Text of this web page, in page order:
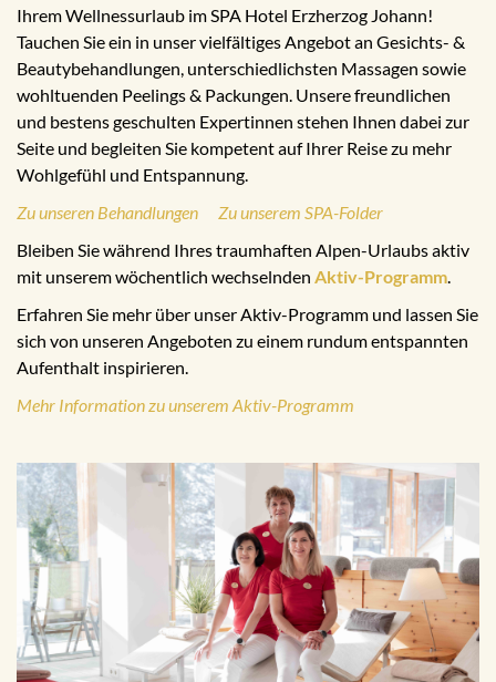
Ihrem Wellnessurlaub im SPA Hotel Erzherzog Johann!
Tauchen Sie ein in unser vielfältiges Angebot an Gesichts- &
Beautybehandlungen, unterschiedlichsten Massagen sowie
wohltuenden Peelings & Packungen. Unsere freundlichen
und bestens geschulten Expertinnen stehen Ihnen dabei zur
Seite und begleiten Sie kompetent auf Ihrer Reise zu mehr
Wohlgefühl und Entspannung.
Zu unseren Behandlungen Zu unserem SPA-Folder
Bleiben Sie während Ihres traumhaften Alpen-Urlaubs aktiv
mit unserem wöchentlich wechselnden Aktiv-Programm
Erfahren Sie mehr über unser Aktiv-Programm und lassen Sie
sich von unseren Angeboten zu einem rundum entspannten
Aufenthalt inspirieren.
Mehr Information zu unserem Aktiv-Programm